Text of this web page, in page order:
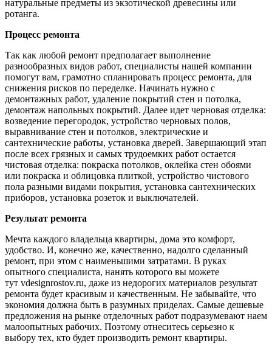
натуральные предметы из экзотической древесины или
ротанга.
Процесс ремонта
Так как любой ремонт предполагает выполнение
разнообразных видов работ, специалисты нашей компании
помогут вам, грамотно спланировать процесс ремонта, для
снижения рисков по переделке. Начинать нужно с
демонтажных работ, удаление покрытий стен и потолка,
демонтаж напольных покрытий. Далее идет черновая отделка:
возведение перегородок, устройство черновых полов,
выравнивание стен и потолков, электрические и
сантехнические работы, установка дверей. Завершающий этап
после всех грязных и самых трудоемких работ остается
чистовая отделка: покраска потолков, оклейка стен обоями
или покраска и облицовка плиткой, устройство чистового
пола разными видами покрытия, установка сантехнических
приборов, установка розеток и выключателей.
Результат ремонта
Мечта каждого владельца квартиры, дома это комфорт,
удобство. И, конечно же, качественно, надолго сделанный
ремонт, при этом с наименьшими затратами. В руках
опытного специалиста, нанять которого вы можете
тут vdesignrostov.ru, даже из недорогих материалов результат
ремонта будет красивым и качественным. Не забывайте, что
экономия должна быть в разумных приделах. Самые дешевые
предложения на рынке отделочных работ подразумевают наем
малоопытных рабочих. Поэтому отнеситесь серьезно к
выбору тех, кто будет производить ремонт квартиры.